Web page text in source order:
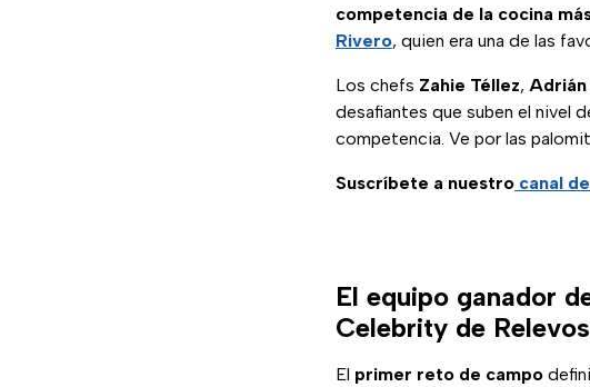
competencia de la cocina
Rivero, quien era una de las
Los chefs Zahie Téllez,
desafiantes que suben el nivel
competencia. Ve por las
Suscríbete a nuestro canal
El equipo ganador
Celebrity de Relevos
El primer reto de campo